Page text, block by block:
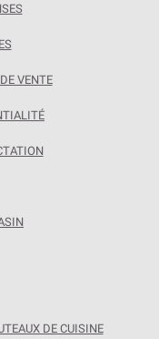
VENTE
DE CUISINE